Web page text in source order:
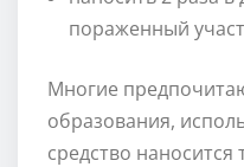
пораженный
Многие
образования,
средство